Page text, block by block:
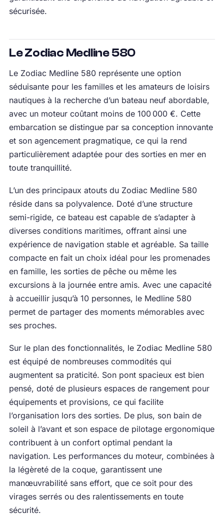
sécurisée.
Le Zodiac Medline 580
Le Zodiac Medline 580 représente une option
séduisante pour les familles et les amateurs de loisirs
nautiques à la recherche d’un bateau neuf abordable,
avec un moteur coûtant moins de 100 000 €. Cette
embarcation se distingue par sa conception innovante
et son agencement pragmatique, ce qui la rend
particulièrement adaptée pour des sorties en mer en
toute tranquillité.
L’un des principaux atouts du Zodiac Medline 580
réside dans sa polyvalence. Doté d’une structure
semi-rigide, ce bateau est capable de s’adapter à
diverses conditions maritimes, offrant ainsi une
expérience de navigation stable et agréable. Sa taille
compacte en fait un choix idéal pour les promenades
en famille, les sorties de pêche ou même les
excursions à la journée entre amis. Avec une capacité
à accueillir jusqu’à 10 personnes, le Medline 580
permet de partager des moments mémorables avec
ses proches.
Sur le plan des fonctionnalités, le Zodiac Medline 580
est équipé de nombreuses commodités qui
augmentent sa praticité. Son pont spacieux est bien
pensé, doté de plusieurs espaces de rangement pour
équipements et provisions, ce qui facilite
l’organisation lors des sorties. De plus, son bain de
soleil à l’avant et son espace de pilotage ergonomique
contribuent à un confort optimal pendant la
navigation. Les performances du moteur, combinées à
la légèreté de la coque, garantissent une
manœuvrabilité sans effort, que ce soit pour des
virages serrés ou des ralentissements en toute
sécurité.